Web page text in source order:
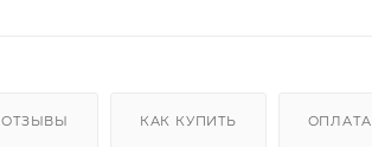
ОТЗЫВЫ КАК КУПИТЬ ОПЛАТА